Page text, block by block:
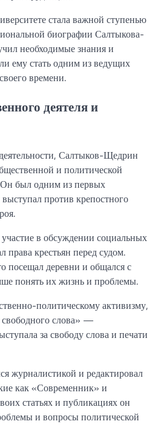
стала важной ступенью
биографии Салтыкова-
необходимые знания и
ему стать одним из ведущих
времени.
деятеля и
Салтыков-Щедрин
и политической
был одним из первых
против крепостного
в обсуждении социальных
права крестьян перед судом.
посещал деревни и общался с
понять их жизнь и проблемы.
политическому активизму,
слова» —
за свободу слова и печати
журналистикой и редактировал
как «Современник» и
статьях и публикациях он
и вопросы политической